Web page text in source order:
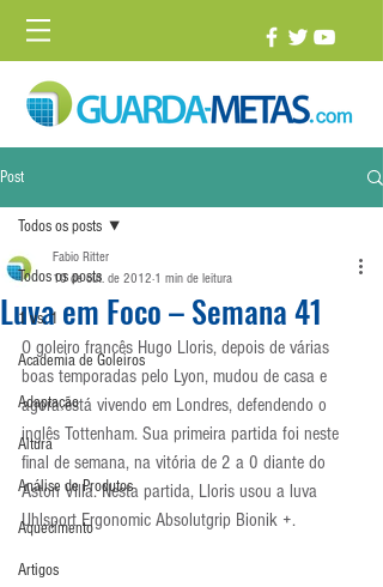
Post
Todos os posts
1 vs. 1
Academia de Goleiros
Adaptação
Altura
Análise de Produtos
Aquecimento
Artigos
Todos os posts
Luva em Foco – Semana 41
Fabio Ritter
10 de out. de 2012 1 min de leitura
O goleiro francês Hugo Lloris, depois de várias
boas temporadas pelo Lyon, mudou de casa e
agora está vivendo em Londres, defendendo o
inglês Tottenham. Sua primeira partida foi neste
final de semana, na vitória de 2 a 0 diante do
Aston Villa. Nesta partida, Lloris usou a luva
Uhlsport Ergonomic Absolutgrip Bionik +.